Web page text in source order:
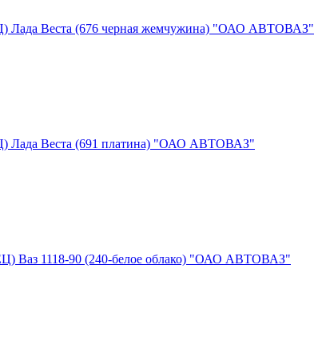
Лада Веста (676 черная жемчужина) "ОАО АВТОВАЗ"
Лада Веста (691 платина) "ОАО АВТОВАЗ"
Ваз 1118-90 (240-белое облако) "ОАО АВТОВАЗ"